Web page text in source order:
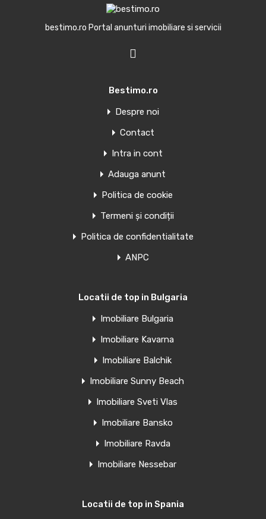
Trimite mesaj
Penthouse de vanzare in Torrevieja,
APARTAMENTE NOI ÎN TORREVIEJA Apartamente și
Suprafață
Penthouse de vanzare in Torrevieja,
Suprafață
€185,000 Euro
bestimo.ro Portal anunturi imobiliare si servicii
Bestimo.ro
Despre noi
Contact
Intra in cont
Adauga anunt
Politica de cookie
Termeni și condiții
Politica de confidentialitate
ANPC
Locatii de top in Bulgaria
Imobiliare Bulgaria
Imobiliare Kavarna
Imobiliare Balchik
Imobiliare Sunny Beach
Imobiliare Sveti Vlas
Imobiliare Bansko
Imobiliare Ravda
Imobiliare Nessebar
Locatii de top in Spania